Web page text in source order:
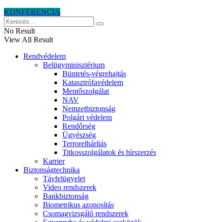
KONFERENCIA
No Result
View All Result
Rendvédelem
Belügyminisztérium
Büntetés-végrehajtás
Katasztrófavédelem
Mentőszolgálat
NAV
Nemzetbiztonság
Polgári védelem
Rendőrség
Ügyészség
Terrorelhárítás
Titkosszolgálatok és hírszerzés
Karrier
Biztonságtechnika
Távfelügyelet
Video rendszerek
Bankbiztonság
Biometrikus azonosítás
Csomagvizsgáló rendszerek